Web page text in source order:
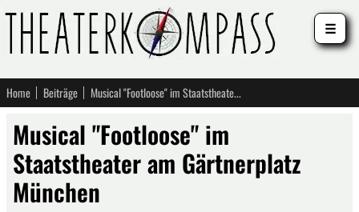
Home Beiträge Musical "Footloose" im Staatstheater am Gärtnerplatz München
Musical "Footloose" im
Staatstheater am Gärtnerplatz
München
☰